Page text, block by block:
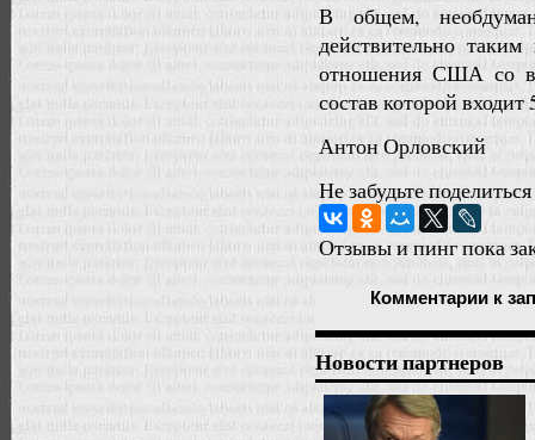
В общем,
действительно
отношения США со
состав которой входит
Антон Орловский
Не забудьте
Отзывы и пинг пока
Комментарии к
Новости партнеров